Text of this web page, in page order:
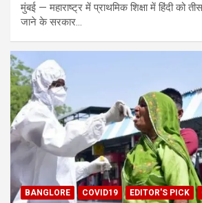
मुंबई — महाराष्ट्र में प्राथमिक शिक्षा में हिंदी को
जाने के सरकार…
BANGLORE COVID19 EDITOR'S PICK